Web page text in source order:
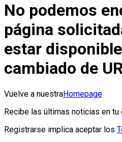
No podemos
página
estar
cambiado de
Vuelve a nuestraHomepage
Recibe las últimas noticias en tu
Registrarse implica aceptar los